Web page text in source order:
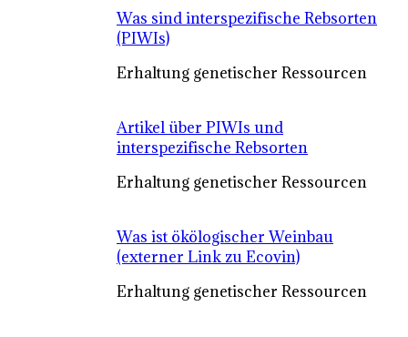
Was sind interspezifische Rebsorten
(PIWIs)
Erhaltung genetischer Ressourcen
Artikel über PIWIs und
interspezifische Rebsorten
Erhaltung genetischer Ressourcen
Was ist ökölogischer Weinbau
(externer Link zu Ecovin)
Erhaltung genetischer Ressourcen